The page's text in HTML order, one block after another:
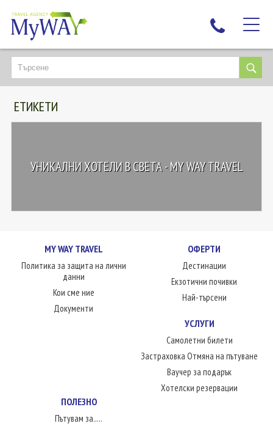
НАЙ-ТЪРСЕНИ
ДЕСТИНАЦИИ
ЕКЗОТИЧНИ ПОЧИВКИ
НОВА ГОДИНА
ЛЮБОПИТНО
КОНТАКТИ
ЕТИКЕТИ
УНИКАЛНИ ХОТЕЛИ В СВЕТА - MY WAY TRAVEL
MY WAY TRAVEL
Политика за защита на лични
данни
Кои сме ние
Документи
ОФЕРТИ
Дестинации
Екзотични почивки
Най-търсени
УСЛУГИ
Самолетни билети
Застраховка Отмяна на пътуване
Ваучер за подарък
Хотелски резервации
ПОЛЕЗНО
Пътувам за.....